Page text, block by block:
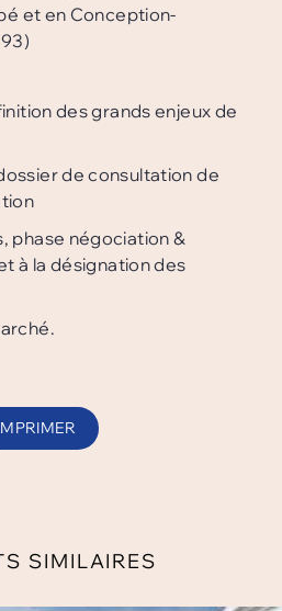
et en Conception-
des grands enjeux de
de consultation de
phase négociation &
à la désignation des
SIMILAIRES